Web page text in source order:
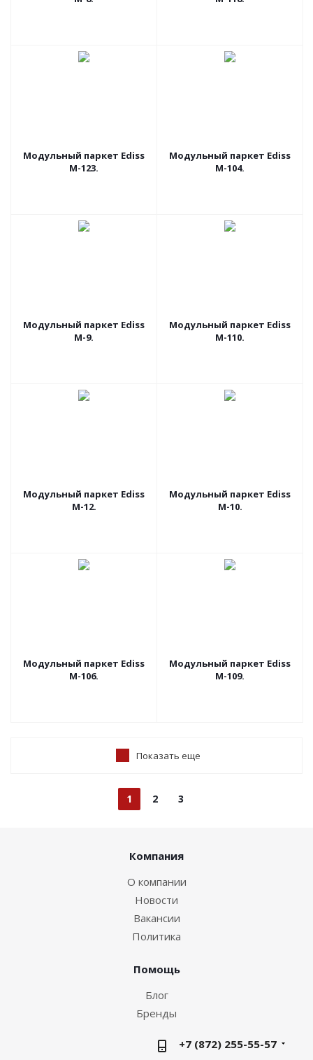
Модульный паркет Ediss
M-123.
Модульный паркет Ediss
M-104.
Модульный паркет Ediss
M-9.
Модульный паркет Ediss
M-110.
Модульный паркет Ediss
M-12.
Модульный паркет Ediss
M-10.
Модульный паркет Ediss
M-106.
Модульный паркет Ediss
M-109.
Показать еще
1 2 3
Компания
О компании
Новости
Вакансии
Политика
Помощь
Блог
Бренды
+7 (872) 255-55-57